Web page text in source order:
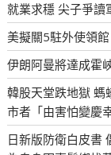
就業求穩 尖子爭讀
美擬關5駐外使領
伊朗阿曼將達成霍
韓股天堂跌地獄 螞
市者「由害怕變慶幸
日新版防衛白皮書